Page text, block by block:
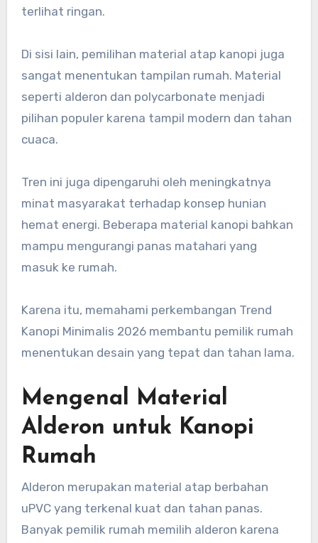
terlihat ringan.
Di sisi lain, pemilihan material atap kanopi juga
sangat menentukan tampilan rumah. Material
seperti alderon dan polycarbonate menjadi
pilihan populer karena tampil modern dan tahan
cuaca.
Tren ini juga dipengaruhi oleh meningkatnya
minat masyarakat terhadap konsep hunian
hemat energi. Beberapa material kanopi bahkan
mampu mengurangi panas matahari yang
masuk ke rumah.
Karena itu, memahami perkembangan Trend
Kanopi Minimalis 2026 membantu pemilik rumah
menentukan desain yang tepat dan tahan lama.
Mengenal Material
Alderon untuk Kanopi
Rumah
Alderon merupakan material atap berbahan
uPVC yang terkenal kuat dan tahan panas.
Banyak pemilik rumah memilih alderon karena